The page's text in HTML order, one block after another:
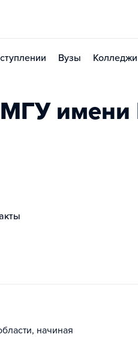
Вузы Колледжи
МГУ
начиная